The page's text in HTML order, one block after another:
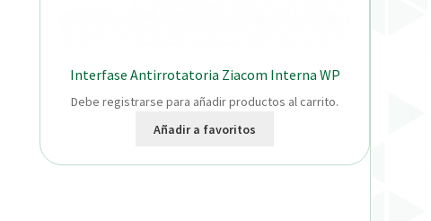
Interfase Antirrotatoria Ziacom Interna WP
Debe registrarse para añadir productos al carrito.
Añadir a favoritos